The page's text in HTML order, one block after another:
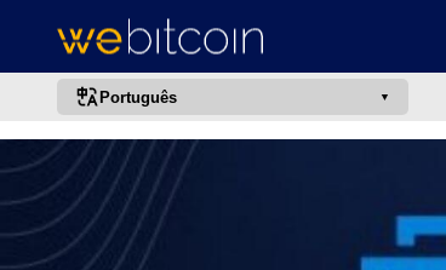
Português
português (BR)
english
español
français